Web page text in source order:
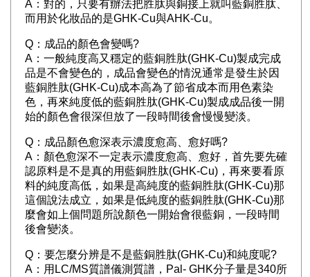
A：對的，只要有辦法把胜肽與銅接上就叫藍銅胜肽、
而用於化妝品的是GHK-Cu與AHK-Cu。
Q：成品的顏色會變嗎?
A：一般純度高又穩定的藍銅胜肽(GHK-Cu)製成完成
品是不會變色的，成品會變色的情況通常是發生於因
藍銅胜肽(GHK-Cu)成本高為了節省成本而用色素染
色，再來純度低的藍銅胜肽(GHK-Cu)製成成品後一開
始的顏色會很深但放了一段時間後會慢慢變淡。
Q：成品顏色愈深表示濃度愈高、愈好嗎?
A：顏色愈深不一定表示濃度愈高、愈好，首先要先確
認原料是不是真的用藍銅胜肽(GHK-Cu)，再來要看原
料的純度高低，如果是高純度的藍銅胜肽(GHK-Cu)那
這個說法成立，如果是低純度的藍銅胜肽(GHK-Cu)那
麼會如上個問題所說顏色一開始會很藍銅，一段時間
後會變淡。
Q：要怎麼分辨是不是藍銅胜肽(GHK-Cu)和純度呢?
A：用LC/MS質譜儀測質譜，Pal- GHK分子量是340所